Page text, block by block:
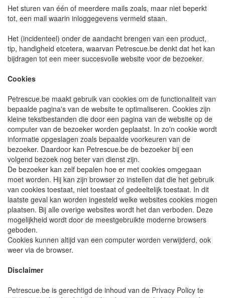
Het sturen van één of meerdere mails zoals, maar niet beperkt
tot, een mail waarin inloggegevens vermeld staan.
Het (incidenteel) onder de aandacht brengen van een product,
tip, handigheid etcetera, waarvan Petrescue.be denkt dat het kan
bijdragen tot een meer succesvolle website voor de bezoeker.
Cookies
Petrescue.be maakt gebruik van cookies om de functionaliteit van
bepaalde pagina's van de website te optimaliseren. Cookies zijn
kleine tekstbestanden die door een pagina van de website op de
computer van de bezoeker worden geplaatst. In zo'n cookie wordt
informatie opgeslagen zoals bepaalde voorkeuren van de
bezoeker. Daardoor kan Petrescue.be de bezoeker bij een
volgend bezoek nog beter van dienst zijn.
De bezoeker kan zelf bepalen hoe er met cookies omgegaan
moet worden. Hij kan zijn browser zo instellen dat die het gebruik
van cookies toestaat, niet toestaat of gedeeltelijk toestaat. In dit
laatste geval kan worden ingesteld welke websites cookies mogen
plaatsen. Bij alle overige websites wordt het dan verboden. Deze
mogelijkheid wordt door de meestgebruikte moderne browsers
geboden.
Cookies kunnen altijd van een computer worden verwijderd, ook
weer via de browser.
Disclaimer
Petrescue.be is gerechtigd de inhoud van de Privacy Policy te